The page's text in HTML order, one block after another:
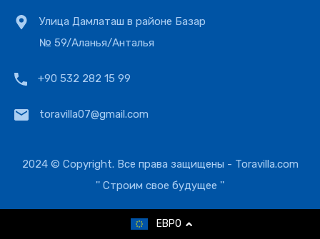
Улица Дамлаташ в районе Базар
№ 59/Аланья/Анталья
+90 532 282 15 99
toravilla07@gmail.com
2024 © Copyright. Все права защищены - Toravilla.com
'' Строим свое будущее ''
ЕВРО